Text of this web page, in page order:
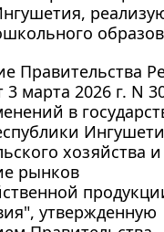
Правительства
марта 2026 г. N
в
хозяйства и
рынков
утвержденную